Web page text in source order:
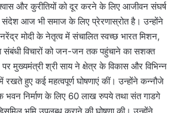
और कुरीतियों को दूर करने के लिए आजीवन संघर्ष
संदेश आज भी समाज के लिए प्रेरणास्रोत है। उन्होंने
मोदी के नेतृत्व में संचालित स्वच्छ भारत मिशन,
संबंधी विचारों को जन-जन तक पहुंचाने का सशक्त
मुख्यमंत्री श्री साय ने क्षेत्र के विकास और विभिन्न
रखते हुए कई महत्वपूर्ण घोषणाएं कीं। उन्होंने कन्नौजे
निर्माण के लिए 60 लाख रुपये तथा संत गाडगे